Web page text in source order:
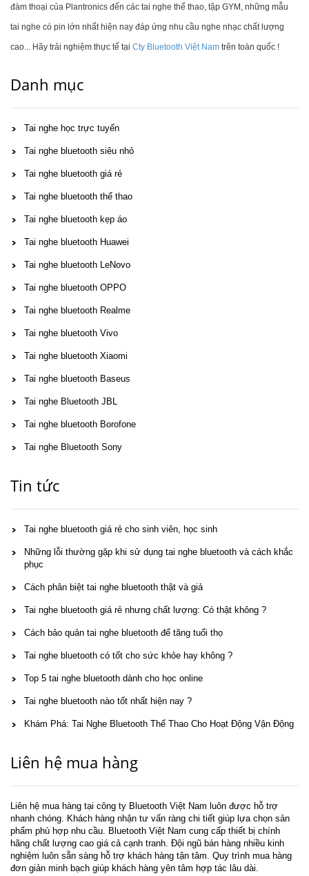
đàm thoại của Plantronics đến các tai nghe thể thao, tập GYM, những mẫu
tai nghe có pin lớn nhất hiện nay đáp ứng nhu cầu nghe nhạc chất lượng
cao... Hãy trải nghiệm thực tế tại Cty Bluetooth Việt Nam trên toàn quốc !
Danh mục
Tai nghe học trực tuyến
Tai nghe bluetooth siêu nhỏ
Tai nghe bluetooth giá rẻ
Tai nghe bluetooth thể thao
Tai nghe bluetooth kẹp áo
Tai nghe bluetooth Huawei
Tai nghe bluetooth LeNovo
Tai nghe bluetooth OPPO
Tai nghe bluetooth Realme
Tai nghe bluetooth Vivo
Tai nghe bluetooth Xiaomi
Tai nghe bluetooth Baseus
Tai nghe Bluetooth JBL
Tai nghe bluetooth Borofone
Tai nghe Bluetooth Sony
Tin tức
Tai nghe bluetooth giá rẻ cho sinh viên, học sinh
Những lỗi thường gặp khi sử dụng tai nghe bluetooth và cách khắc
phục
Cách phân biệt tai nghe bluetooth thật và giả
Tai nghe bluetooth giá rẻ nhưng chất lượng: Có thật không ?
Cách bảo quản tai nghe bluetooth để tăng tuổi thọ
Tai nghe bluetooth có tốt cho sức khỏe hay không ?
Top 5 tai nghe bluetooth dành cho học online
Tai nghe bluetooth nào tốt nhất hiện nay ?
Khám Phá: Tai Nghe Bluetooth Thể Thao Cho Hoạt Động Vận Động
Liên hệ mua hàng
Liên hệ mua hàng tại công ty Bluetooth Việt Nam luôn được hỗ trợ
nhanh chóng. Khách hàng nhận tư vấn ràng chi tiết giúp lựa chọn sản
phẩm phù hợp nhu cầu. Bluetooth Việt Nam cung cấp thiết bị chính
hãng chất lượng cao giá cả cạnh tranh. Đội ngũ bán hàng nhiều kinh
nghiệm luôn sẵn sàng hỗ trợ khách hàng tận tâm. Quy trình mua hàng
đơn giản minh bạch giúp khách hàng yên tâm hợp tác lâu dài.